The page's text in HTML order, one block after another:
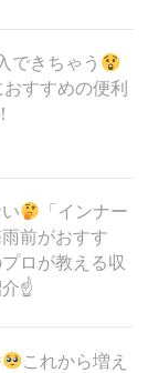
できちゃう
すすめの便利
「インナー
前がおすす
ロが教える収
介☝
これから増え